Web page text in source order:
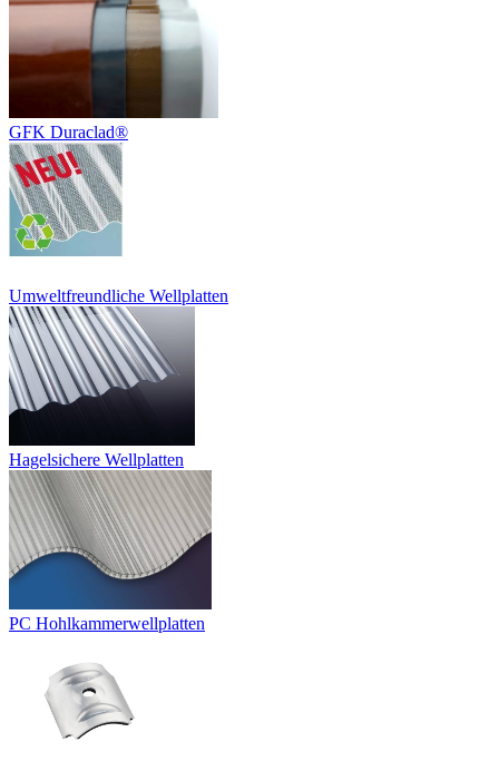
GFK Duraclad®
Umweltfreundliche Wellplatten
Hagelsichere Wellplatten
PC Hohlkammerwellplatten